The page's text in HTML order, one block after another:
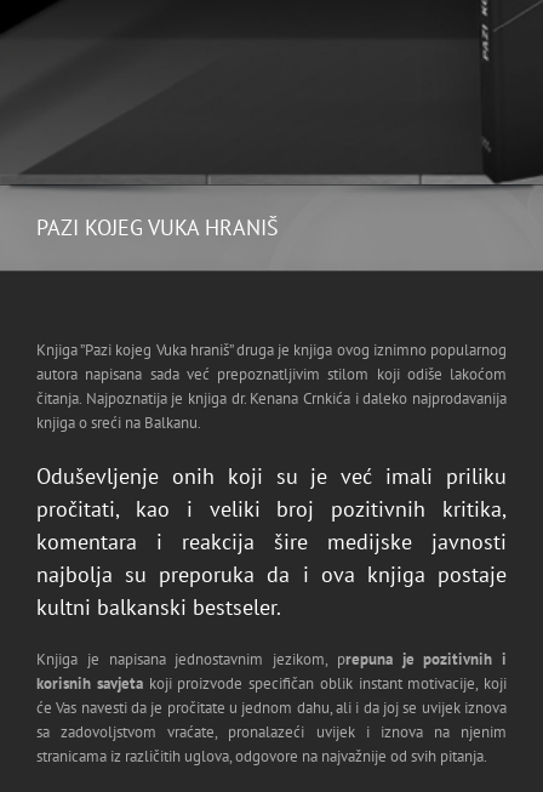
PAZI KOJEG VUKA HRANIŠ
Knjiga ”Pazi kojeg Vuka hraniš” druga je knjiga ovog iznimno popularnog
autora napisana sada već prepoznatljivim stilom koji odiše lakoćom
čitanja. Najpoznatija je knjiga dr. Kenana Crnkića i daleko najprodavanija
knjiga o sreći na Balkanu.
Oduševljenje onih koji su je već imali priliku
pročitati, kao i veliki broj pozitivnih kritika,
komentara i reakcija šire medijske javnosti
najbolja su preporuka da i ova knjiga postaje
kultni balkanski bestseler.
Knjiga je napisana jednostavnim jezikom, prepuna je pozitivnih i
korisnih savjetakoji proizvode specifičan oblik instant motivacije, koji
će Vas navesti da je pročitate u jednom dahu, ali i da joj se uvijek iznova
sa zadovoljstvom vraćate, pronalazeći uvijek i iznova na njenim
stranicama iz različitih uglova, odgovore na najvažnije od svih pitanja.